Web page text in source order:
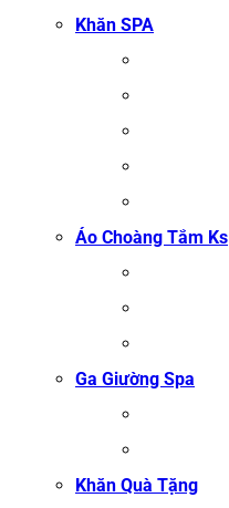
Khăn SPA
Áo Choàng Tắm Ks
Ga Giường Spa
Khăn Quà Tặng